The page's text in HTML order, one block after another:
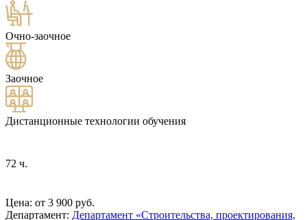
Очно-заочное
Заочное
Дистанционные технологии обучения
72 ч.
Цена: от 3 900 руб.
Департамент: Департамент «Строительства, проектирования,